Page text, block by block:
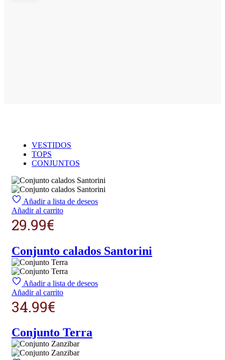
VESTIDOS
TOPS
CONJUNTOS
Añadir a lista de deseos
Añadir al carrito
29.99€
Conjunto calados Santorini
Añadir a lista de deseos
Añadir al carrito
34.99€
Conjunto Terra